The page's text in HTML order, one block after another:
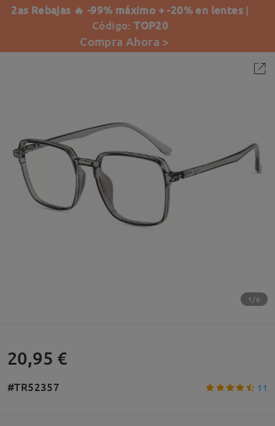
2as Rebajas 🔥 -99% máximo + -20% en lentes |
Código:TOP20
Compra Ahora >
1/6
20,95 €
#TR52357 11